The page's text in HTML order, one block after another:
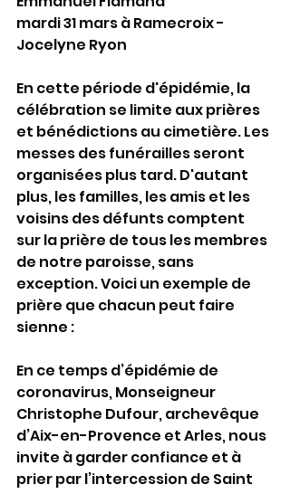
mardi 31 mars à Ramecroix -
Jocelyne Ryon
En cette période d'épidémie, la
célébration se limite aux prières
et bénédictions au cimetière. Les
messes des funérailles seront
organisées plus tard. D'autant
plus, les familles, les amis et les
voisins des défunts comptent
sur la prière de tous les membres
de notre paroisse, sans
exception. Voici un exemple de
prière que chacun peut faire
sienne :
En ce temps d’épidémie de
coronavirus, Monseigneur
Christophe Dufour, archevêque
d’Aix-en-Provence et Arles, nous
invite à garder confiance et à
prier par l’intercession de Saint